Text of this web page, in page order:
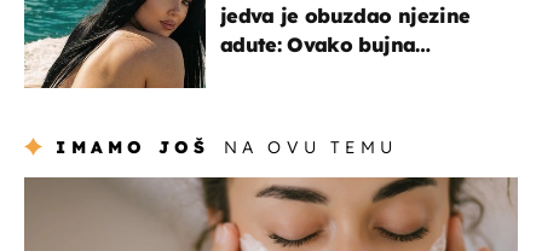
jedva je obuzdao njezine
adute: Ovako bujna
IMAMO JOŠ NA OVU TEMU
moda & ljepota